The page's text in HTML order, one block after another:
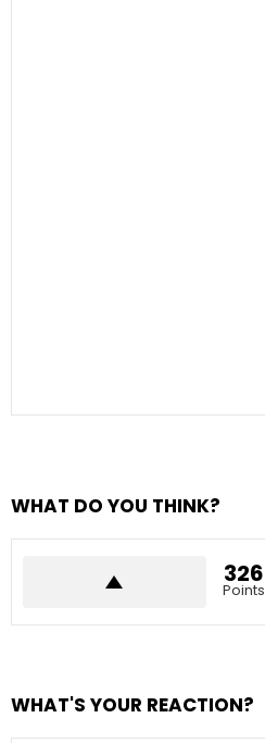
WHAT DO YOU THINK?
326
Points
WHAT'S YOUR REACTION?